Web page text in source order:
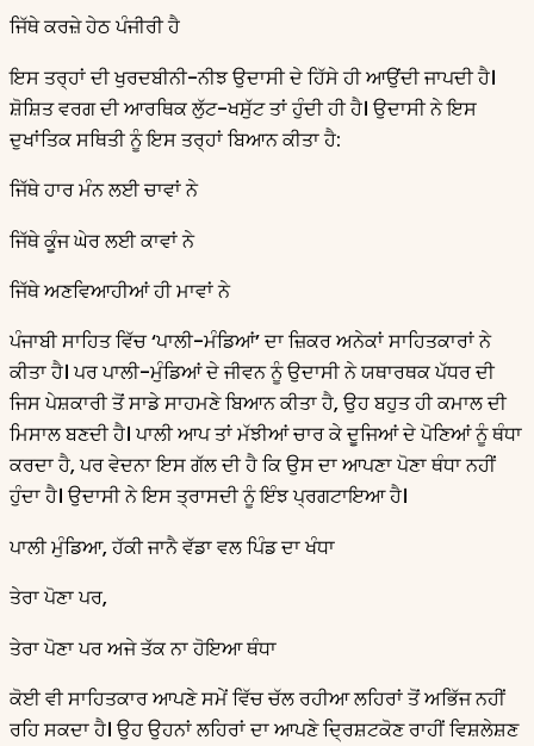
ਜਿੱਥੇ ਕਰਜ਼ੇ ਹੇਠ ਪੰਜੀਰੀ ਹੈ
ਇਸ ਤਰ੍ਹਾਂ ਦੀ ਖੁਰਦਬੀਨੀ-ਨੀਝ ਉਦਾਸੀ ਦੇ ਹਿੱਸੇ ਹੀ ਆਉਂਦੀ ਜਾਪਦੀ ਹੈ।
ਸ਼ੋਸ਼ਿਤ ਵਰਗ ਦੀ ਆਰਥਿਕ ਲੁੱਟ-ਖਸੁੱਟ ਤਾਂ ਹੁੰਦੀ ਹੀ ਹੈ। ਉਦਾਸੀ ਨੇ ਇਸ
ਦੁਖਾਂਤਿਕ ਸਥਿਤੀ ਨੂੰ ਇਸ ਤਰ੍ਹਾਂ ਬਿਆਨ ਕੀਤਾ ਹੈ:
ਜਿੱਥੇ ਹਾਰ ਮੰਨ ਲਈ ਚਾਵਾਂ ਨੇ
ਜਿੱਥੇ ਕੂੰਜ ਘੇਰ ਲਈ ਕਾਵਾਂ ਨੇ
ਜਿੱਥੇ ਅਣਵਿਆਹੀਆਂ ਹੀ ਮਾਵਾਂ ਨੇ
ਪੰਜਾਬੀ ਸਾਹਿਤ ਵਿੱਚ ‘ਪਾਲੀ-ਮੰਡਿਆਂ’ ਦਾ ਜ਼ਿਕਰ ਅਨੇਕਾਂ ਸਾਹਿਤਕਾਰਾਂ ਨੇ
ਕੀਤਾ ਹੈ। ਪਰ ਪਾਲੀ-ਮੁੰਡਿਆਂ ਦੇ ਜੀਵਨ ਨੂੰ ਉਦਾਸੀ ਨੇ ਯਥਾਰਥਕ ਪੱਧਰ ਦੀ
ਜਿਸ ਪੇਸ਼ਕਾਰੀ ਤੋਂ ਸਾਡੇ ਸਾਹਮਣੇ ਬਿਆਨ ਕੀਤਾ ਹੈ, ਉਹ ਬਹੁਤ ਹੀ ਕਮਾਲ ਦੀ
ਮਿਸਾਲ ਬਣਦੀ ਹੈ। ਪਾਲੀ ਆਪ ਤਾਂ ਮੱਝੀਆਂ ਚਾਰ ਕੇ ਦੂਜਿਆਂ ਦੇ ਪੋਣਿਆਂ ਨੂੰ ਥੰਧਾ
ਕਰਦਾ ਹੈ, ਪਰ ਵੇਦਨਾ ਇਸ ਗੱਲ ਦੀ ਹੈ ਕਿ ਉਸ ਦਾ ਆਪਣਾ ਪੋਣਾ ਥੰਧਾ ਨਹੀਂ
ਹੁੰਦਾ ਹੈ। ਉਦਾਸੀ ਨੇ ਇਸ ਤ੍ਰਾਸਦੀ ਨੂੰ ਇੰਝ ਪ੍ਰਗਟਾਇਆ ਹੈ।
ਪਾਲੀ ਮੁੰਡਿਆ, ਹੱਕੀ ਜਾਨੈ ਵੱਡਾ ਵਲ ਪਿੰਡ ਦਾ ਖੰਧਾ
ਤੇਰਾ ਪੋਣਾ ਪਰ,
ਤੇਰਾ ਪੋਣਾ ਪਰ ਅਜੇ ਤੱਕ ਨਾ ਹੋਇਆ ਥੰਧਾ
ਕੋਈ ਵੀ ਸਾਹਿਤਕਾਰ ਆਪਣੇ ਸਮੇਂ ਵਿੱਚ ਚੱਲ ਰਹੀਆ ਲਹਿਰਾਂ ਤੋਂ ਅਭਿੱਜ ਨਹੀਂ
ਰਹਿ ਸਕਦਾ ਹੈ। ਉਹ ਉਹਨਾਂ ਲਹਿਰਾਂ ਦਾ ਆਪਣੇ ਦ੍ਰਿਸ਼ਟਕੋਣ ਰਾਹੀਂ ਵਿਸ਼ਲੇਸ਼ਣ